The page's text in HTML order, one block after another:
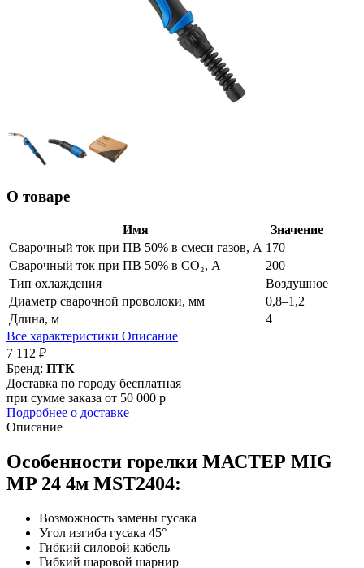
О товаре
Имя
Значение
Сварочный ток при ПВ 50% в смеси газов, А 170
Сварочный ток при ПВ 50% в CO₂, А
200
Тип охлаждения
Воздушное
Диаметр сварочной проволоки, мм
0,8–1,2
Длина, м
4
Все характеристики Описание
7 112 ₽
Бренд: ПТК
Доставка по городу бесплатная
при сумме заказа от 50 000 р
Подробнее о доставке
Описание
Особенности горелки МАСТЕР MIG
MP 24 4м MST2404:
Возможность замены гусака
Угол изгиба гусака 45°
Гибкий силовой кабель
Гибкий шаровой шарнир